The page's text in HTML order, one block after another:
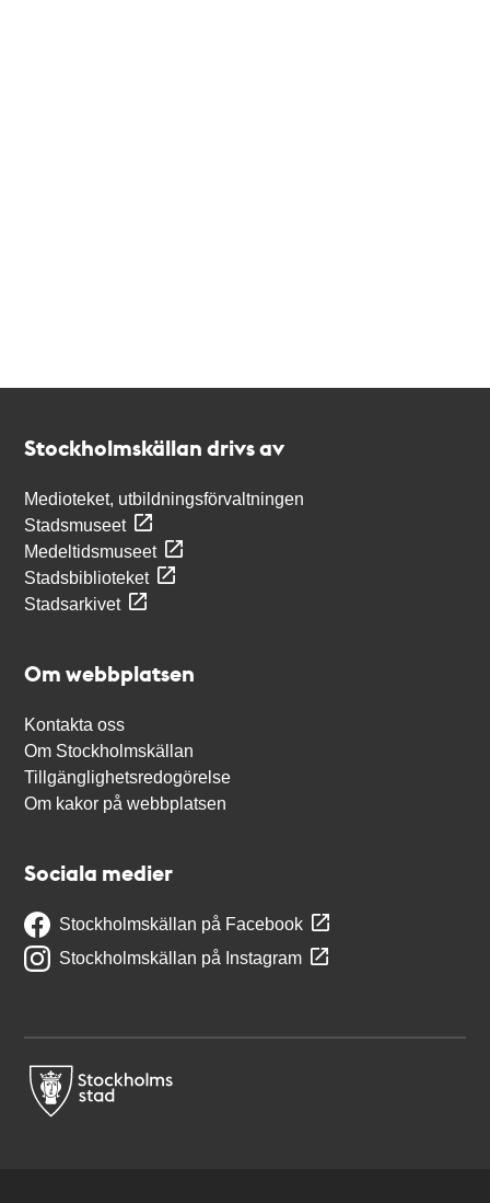
Stockholmskällan drivs av
Medioteket, utbildningsförvaltningen
Stadsmuseet
Medeltidsmuseet
Stadsbiblioteket
Stadsarkivet
Om webbplatsen
Kontakta oss
Om Stockholmskällan
Tillgänglighetsredogörelse
Om kakor på webbplatsen
Sociala medier
Stockholmskällan på Facebook
Stockholmskällan på Instagram